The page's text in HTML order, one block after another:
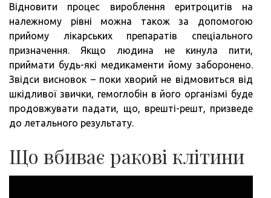
Відновити процес вироблення еритроцитів на
належному рівні можна також за допомогою
прийому лікарських препаратів спеціального
призначення. Якщо людина не кинула пити,
приймати будь-які медикаменти йому заборонено.
Звідси висновок – поки хворий не відмовиться від
шкідливої звички, гемоглобін в його організмі буде
продовжувати падати, що, врешті-решт, призведе
до летального результату.
Що вбиває ракові клітини